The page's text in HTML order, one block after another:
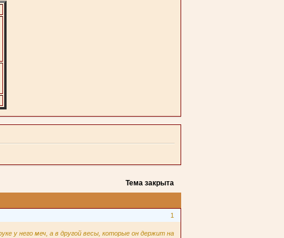
Тема закрыта
1
у него меч, а в другой весы, которые он держит на